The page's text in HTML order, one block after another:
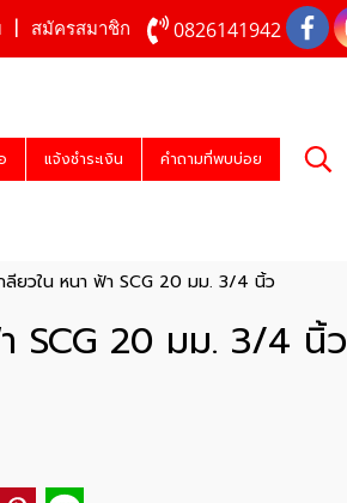
สมัครสมาชิก 0826141942
แจ้งชำระเงิน คำถามที่พบบ่อย
ลียวใน หนา ฟ้า SCG 20 มม. 3/4 นิ้ว
SCG 20 มม. 3/4 นิ้ว